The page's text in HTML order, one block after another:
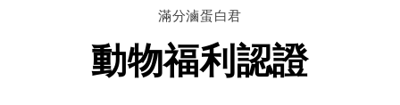
滿分滷蛋白君
動物福利認證